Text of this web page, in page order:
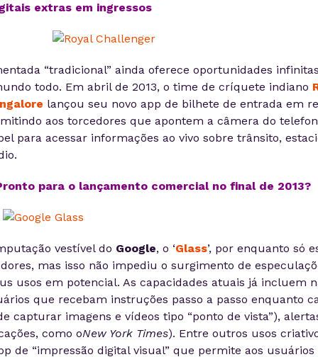
extras em ingressos
“tradicional” ainda oferece oportunidades
todo. Em abril de 2013, o time de críquete indiano
lançou seu novo app de bilhete de entrada em
aos torcedores que apontem a câmera do
para acessar informações ao vivo sobre trânsito,
para o lançamento comercial no final de 2013?
vestível do Google, o ‘Glass’, por enquanto só
mas isso não impediu o surgimento de
usos em potencial. As capacidades atuais já incluem
que recebam instruções passo a passo enquanto
capturar imagens e vídeos tipo “ponto de vista”),
como oNew York Times). Entre outros usos
de “impressão digital visual” que permite aos